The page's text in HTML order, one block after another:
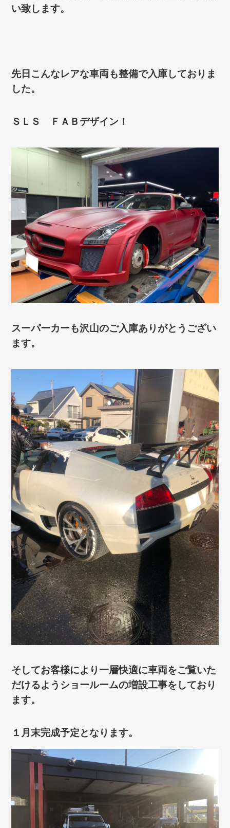
い致します。
先日こんなレアな車両も整備で入庫しておりま
した。
ＳＬＳ ＦＡＢデザイン！
スーパーカーも沢山のご入庫ありがとうござい
ます。
そしてお客様により一層快適に車両をご覧いた
だけるようショールームの増設工事をしており
ます。
１月末完成予定となります。